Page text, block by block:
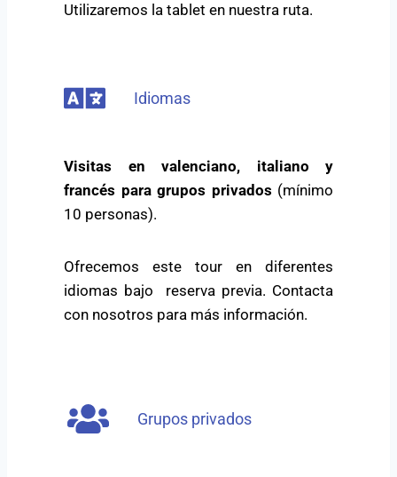
Utilizaremos la tablet en nuestra ruta.
Idiomas
Visitas en valenciano, italiano y
francés para grupos privados (mínimo
10 personas).
Ofrecemos este tour en diferentes
idiomas bajo reserva previa. Contacta
con nosotros para más información.
Grupos privados